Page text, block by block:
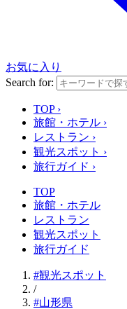
お気に入り
Search for:
TOP ›
旅館・ホテル ›
レストラン ›
観光スポット ›
旅行ガイド ›
TOP
旅館・ホテル
レストラン
観光スポット
旅行ガイド
#観光スポット
/
#山形県